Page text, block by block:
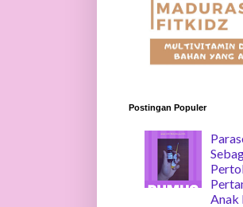
Postingan Populer
Anak